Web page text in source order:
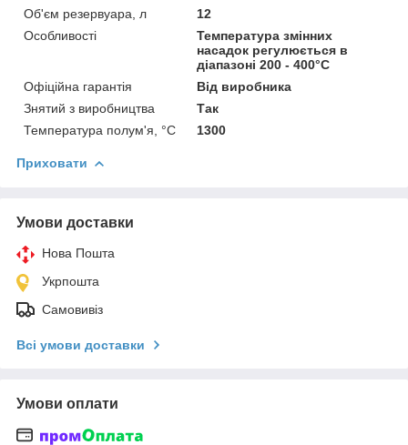
Об'єм резервуара, л
12
Особливості
Температура змінних
насадок регулюється в
діапазоні 200 - 400°С
Офіційна гарантія
Від виробника
Знятий з виробництва
Так
Температура полум'я, °C
1300
Приховати
Умови доставки
Нова Пошта
Укрпошта
Самовивіз
Всі умови доставки
Умови оплати